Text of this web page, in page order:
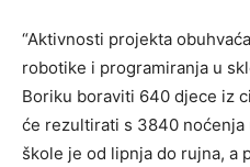
“Aktivnosti projekta
robotike i programiranja u
Boriku boraviti 640 djece iz
će rezultirati s 3840
škole je od lipnja do rujna, a